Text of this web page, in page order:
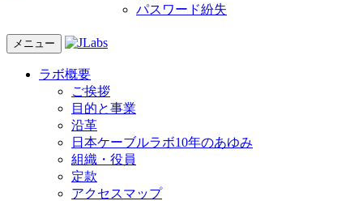
パスワード紛失
メニュー
ラボ概要
ご挨拶
目的と事業
沿革
日本ケーブルラボ10年のあゆみ
組織・役員
定款
アクセスマップ